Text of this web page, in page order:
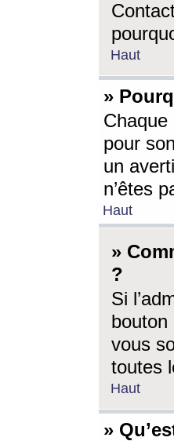
Haut
»
pour
un
n’êtes
Haut
»
?
Si
bouton
vous
toutes
Haut
»